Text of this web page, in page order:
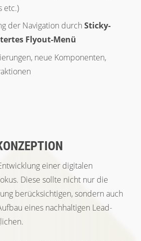
etc.)
der Navigation durch Sticky-
Flyout-Menü
neue Komponenten,
einer digitalen
Diese sollte nicht nur die
berücksichtigen, sondern auch
eines nachhaltigen Lead-